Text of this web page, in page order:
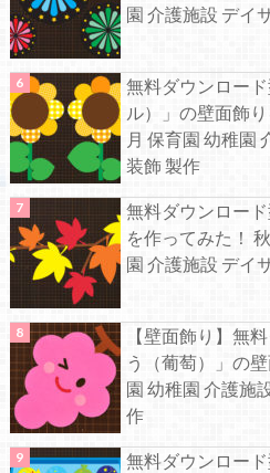
園 介護施設 デイ
無料ダウンロー
ル）」の壁面飾
月 保育園 幼稚園
装飾 製作
無料ダウンロー
を作ってみた！
園 介護施設 デイ
【壁面飾り】無
う（葡萄）」の
園 幼稚園 介護施
作
無料ダウンロー